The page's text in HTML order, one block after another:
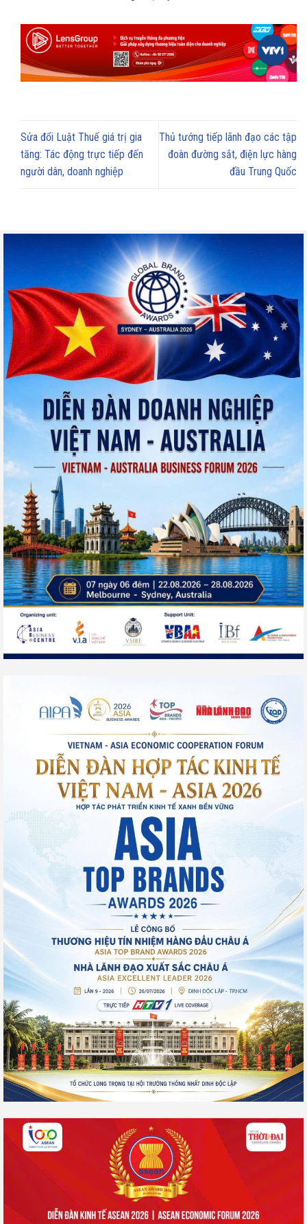
Sửa đổi Luật Thuế giá trị gia
tăng: Tác động trực tiếp đến
người dân, doanh nghiệp
Thủ tướng tiếp lãnh đạo các tập
đoàn đường sắt, điện lực hàng
đầu Trung Quốc